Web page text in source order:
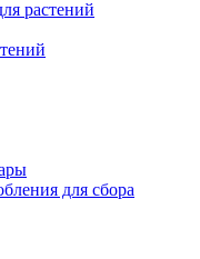
растений
для сбора